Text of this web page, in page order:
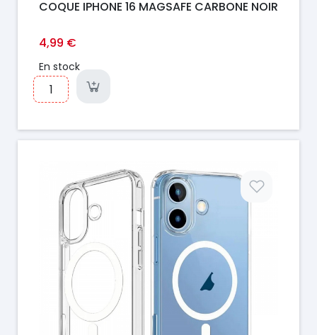
COQUE IPHONE 16 MAGSAFE CARBONE NOIR
4,99 €
En stock